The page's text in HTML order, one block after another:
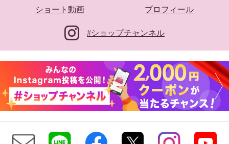
ショート動画 プロフィール
#ショップチャンネル